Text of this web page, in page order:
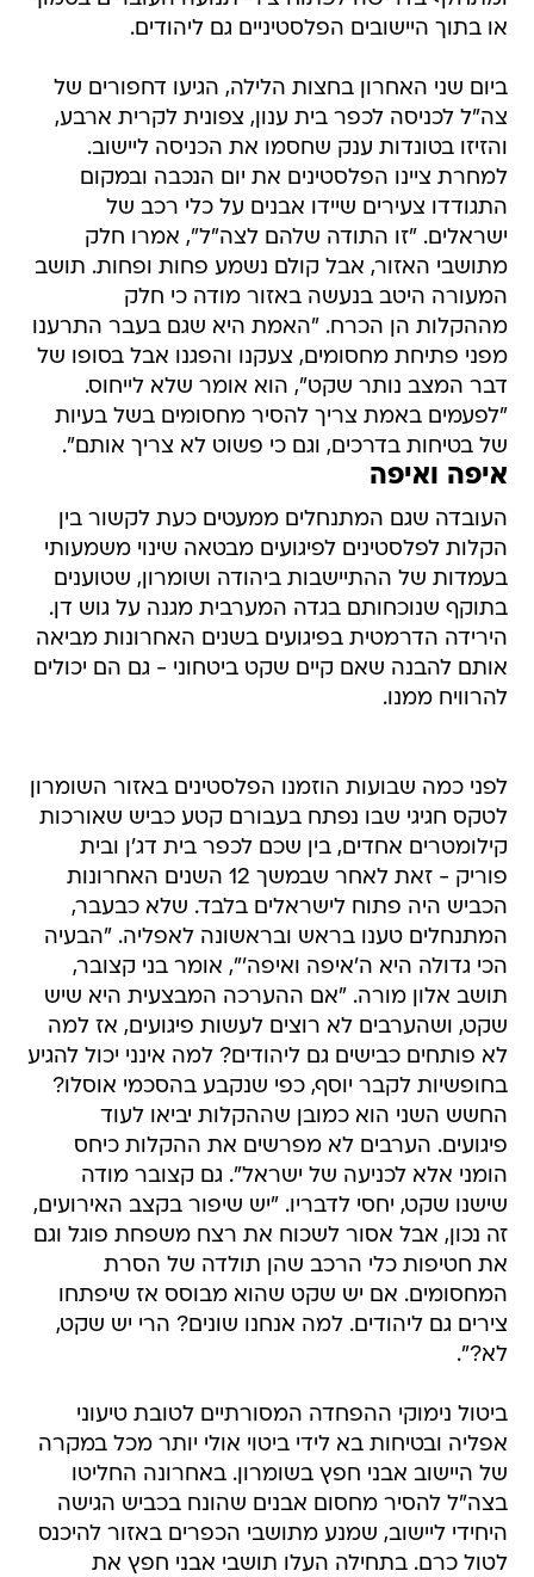
או בתוך היישובים הפלסטיניים גם ליהודים.
ביום שני האחרון בחצות הלילה, הגיעו דחפורים של
צה"ל לכניסה לכפר בית ענון, צפונית לקרית ארבע,
והזיזו בטונדות ענק שחסמו את הכניסה ליישוב.
למחרת ציינו הפלסטינים את יום הנכבה ובמקום
התגודדו צעירים שיידו אבנים על כלי רכב של
ישראלים. "זו התודה שלהם לצה"ל", אמרו חלק
מתושבי האזור, אבל קולם נשמע פחות ופחות. תושב
המעורה היטב בנעשה באזור מודה כי חלק
מההקלות הן הכרח. "האמת היא שגם בעבר התרענו
מפני פתיחת מחסומים, צעקנו והפגנו אבל בסופו של
דבר המצב נותר שקט", הוא אומר שלא לייחוס.
"לפעמים באמת צריך להסיר מחסומים בשל בעיות
של בטיחות בדרכים, וגם כי פשוט לא צריך אותם".
איפה ואיפה
העובדה שגם המתנחלים ממעטים כעת לקשור בין
הקלות לפלסטינים לפיגועים מבטאה שינוי משמעותי
בעמדות של ההתיישבות ביהודה ושומרון, שטוענים
בתוקף שנוכחותם בגדה המערבית מגנה על גוש דן.
הירידה הדרמטית בפיגועים בשנים האחרונות מביאה
אותם להבנה שאם קיים שקט ביטחוני - גם הם יכולים
להרוויח ממנו.
לפני כמה שבועות הוזמנו הפלסטינים באזור השומרון
לטקס חגיגי שבו נפתח בעבורם קטע כביש שאורכות
קילומטרים אחדים, בין שכם לכפר בית דג'ן ובית
פוריק - זאת לאחר שבמשך 12 השנים האחרונות
הכביש היה פתוח לישראלים בלבד. שלא כבעבר,
המתנחלים טענו בראש ובראשונה לאפליה. "הבעיה
הכי גדולה היא ה'איפה ואיפה'", אומר בני קצובר,
תושב אלון מורה. "אם ההערכה המבצעית היא שיש
שקט, ושהערבים לא רוצים לעשות פיגועים, אז למה
לא פותחים כבישים גם ליהודים? למה אינני יכול להגיע
בחופשיות לקבר יוסף, כפי שנקבע בהסכמי אוסלו?
החשש השני הוא כמובן שההקלות יביאו לעוד
פיגועים. הערבים לא מפרשים את ההקלות כיחס
הומני אלא לכניעה של ישראל". גם קצובר מודה
שישנו שקט, יחסי לדבריו. "יש שיפור בקצב האירועים,
זה נכון, אבל אסור לשכוח את רצח משפחת פוגל וגם
את חטיפות כלי הרכב שהן תולדה של הסרת
המחסומים. אם יש שקט שהוא מבוסס אז שיפתחו
צירים גם ליהודים. למה אנחנו שונים? הרי יש שקט,
לא?".
ביטול נימוקי ההפחדה המסורתיים לטובת טיעוני
אפליה ובטיחות בא לידי ביטוי אולי יותר מכל במקרה
של היישוב אבני חפץ בשומרון. באחרונה החליטו
בצה"ל להסיר מחסום אבנים שהונח בכביש הגישה
היחידי ליישוב, שמנע מתושבי הכפרים באזור להיכנס
לטול כרם. בתחילה העלו תושבי אבני חפץ את